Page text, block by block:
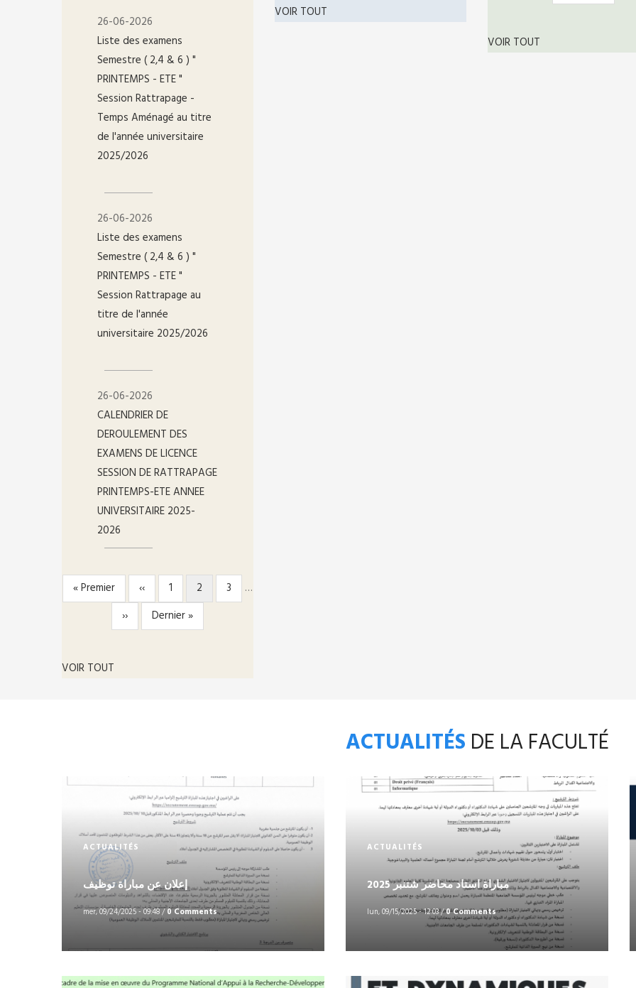
26-06-2026
Liste des examens
Semestre ( 2,4 & 6 ) "
PRINTEMPS - ETE "
Session Rattrapage -
Temps Aménagé au titre
de l'année universitaire
2025/2026
26-06-2026
Liste des examens
Semestre ( 2,4 & 6 ) "
PRINTEMPS - ETE "
Session Rattrapage au
titre de l'année
universitaire 2025/2026
26-06-2026
CALENDRIER DE
DEROULEMENT DES
EXAMENS DE LICENCE
SESSION DE RATTRAPAGE
PRINTEMPS-ETE ANNEE
UNIVERSITAIRE 2025-
2026
PAGINATION
Première
page
« Premier
Page
précédente
‹‹ Page
1
Page
courante
2 Page
3
…
Page
suivante
››
Dernière
page
Dernier »
VOIR TOUT
VOIR TOUT
page
VOIR TOUT
ACTUALITÉS DE LA FACULTÉ
ACTUALITÉS
إعلان عن مباراة توظيف
mer, 09/24/2025 - 09:48/0 Comments
ACTUALITÉS
مباراة استاد محاضر شتنبر 2025
lun, 09/15/2025 - 12:03/0 Comments